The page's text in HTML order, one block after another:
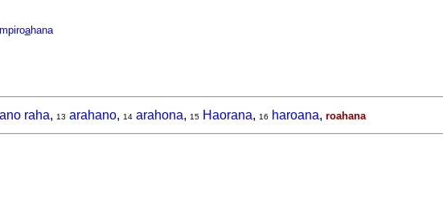
mpiroahana
ano raha, 13 arahano, 14 arahona, 15 Haorana, 16 haroana, roahana